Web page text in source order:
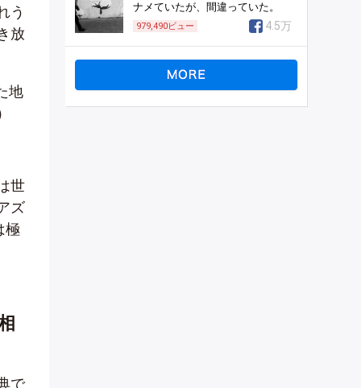
う
放
地
世
ズ
極
で
ナメていたが、間違っていた。
979,490ビュー 4.5万